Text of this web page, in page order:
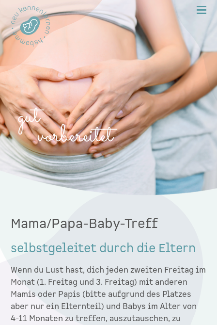
gut
vorbereitet
Mama/Papa-Baby-Treff
selbstgeleitet durch die Eltern
Wenn du Lust hast, dich jeden zweiten Freitag im
Monat (1. Freitag und 3. Freitag) mit anderen
Mamis oder Papis (bitte aufgrund des Platzes
aber nur ein Elternteil) und Babys im Alter von
4-11 Monaten zu treffen, auszutauschen, zu